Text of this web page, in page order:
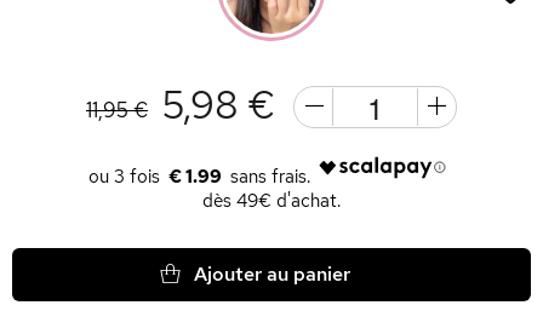
11,95 € 5,98 €
€ 1.99
dès 49€ d'achat.
Ajouter au panier